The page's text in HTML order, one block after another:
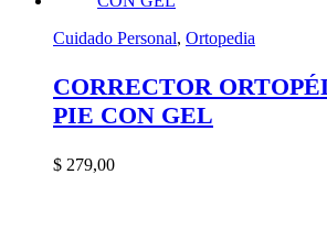
Cuidado Personal, Ortopedia
CORRECTOR
PIE CON GEL
$ 279,00